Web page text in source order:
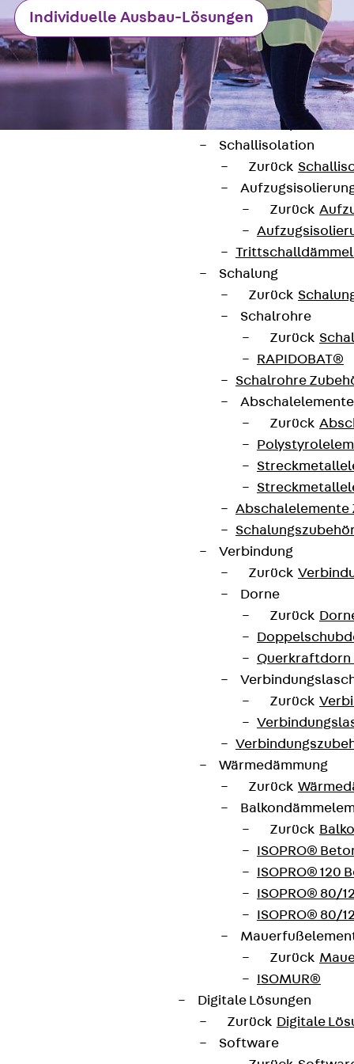
Attika-
Zurück
Windposts
Zurück
Windpost JWP
Schallisolation
Zurück
Zurück
Schalung
Zurück
Schalrohre
Zurück
RAPIDOBAT®
Schalrohre
Zurück
Abschalelemente
Verbindung
Zurück
Dorne
Zurück
Querkraftdorn
Zurück
Wärmedämmung
Zurück
Zurück
ISOPRO®
ISOPRO® 120
ISOPRO® 80/
ISOPRO® 80/
Zurück
ISOMUR®
Digitale Lösungen
Zurück Digitale
Software
Individuelle Ausbau-Lösungen
Produktneuheiten, Referenzen und aktuellen
Partner von Anfang bis Zukunft.